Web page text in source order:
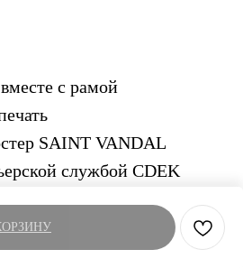
с рамой
SAINT VANDAL
службой CDEK